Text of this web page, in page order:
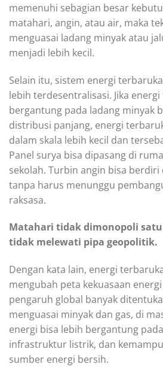
memenuhi sebagian besar
matahari, angin, atau air, maka
menguasai ladang minyak atau
menjadi lebih kecil.
Selain itu, sistem energi
lebih terdesentralisasi. Jika
bergantung pada ladang minyak
distribusi panjang, energi
dalam skala lebih kecil dan
Panel surya bisa dipasang di
sekolah. Turbin angin bisa berdiri
tanpa harus menunggu
raksasa.
Matahari tidak dimonopoli
tidak melewati pipa geopolitik.
Dengan kata lain, energi
mengubah peta kekuasaan
pengaruh global banyak
menguasai minyak dan gas, di
energi bisa lebih bergantung
infrastruktur listrik, dan
sumber energi bersih.